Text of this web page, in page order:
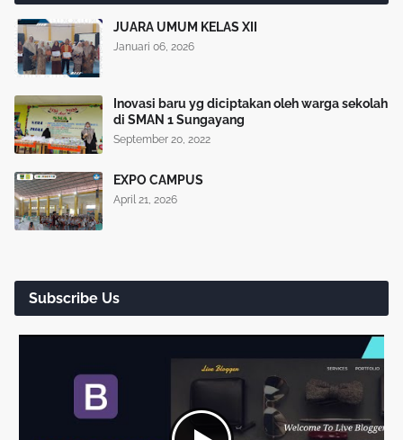
JUARA UMUM KELAS XII
Januari 06, 2026
Inovasi baru yg diciptakan oleh warga sekolah
di SMAN 1 Sungayang
September 20, 2022
EXPO CAMPUS
April 21, 2026
Subscribe Us